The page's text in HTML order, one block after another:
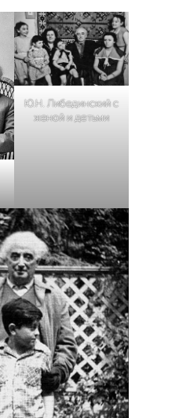
Ю.Н. Либединский с
женой и детьми